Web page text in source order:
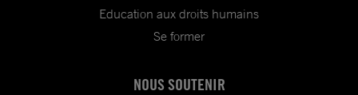
Education aux droits humains
Se former
NOUS SOUTENIR